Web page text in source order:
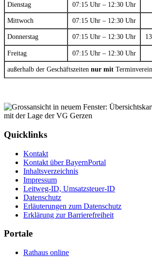
Dienstag 07:15 Uhr – 12:30 Uhr
Mittwoch 07:15 Uhr – 12:30 Uhr
Donnerstag 07:15 Uhr – 12:30 Uhr
Freitag 07:15 Uhr – 12:30 Uhr
außerhalb der Geschäftszeiten nur mit
Quicklinks
Kontakt
Kontakt über BayernPortal
Inhaltsverzeichnis
Impressum
Leitweg-ID, Umsatzsteuer-ID
Datenschutz
Erläuterungen zum Datenschutz
Erklärung zur Barrierefreiheit
Portale
Rathaus online